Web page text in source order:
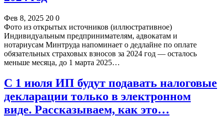
Фев 8, 2025 20 0
Фото из открытых источников (иллюстративное)
Индивидуальным предпринимателям, адвокатам и
нотариусам Минтруда напоминает о дедлайне по оплате
обязательных страховых взносов за 2024 год — осталось
меньше месяца, до 1 марта 2025…
С 1 июля ИП будут подавать налоговые
декларации только в электронном
виде. Рассказываем, как это…